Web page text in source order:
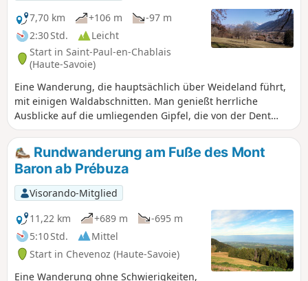
7,70 km
+106 m
-97 m
2:30 Std.
Leicht
Start in Saint-Paul-en-Chablais
(Haute-Savoie)
Eine Wanderung, die hauptsächlich über Weideland führt,
mit einigen Waldabschnitten. Man genießt herrliche
Ausblicke auf die umliegenden Gipfel, die von der Dent
d’Oche überragt werden.
Rundwanderung am Fuße des Mont
Baron ab Prébuza
Visorando-Mitglied
11,22 km
+689 m
-695 m
5:10 Std.
Mittel
Start in Chevenoz (Haute-Savoie)
Eine Wanderung ohne Schwierigkeiten,